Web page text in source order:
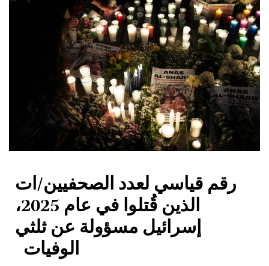
رقم قياسي لعدد الصحفيين/ات
الذين قُتلوا في عام 2025،
إسرائيل مسؤولة عن ثلثي
الوفيات